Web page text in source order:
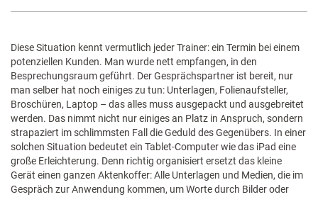
Diese Situation kennt vermutlich jeder Trainer: ein Termin bei einem
potenziellen Kunden. Man wurde nett empfangen, in den
Besprechungsraum geführt. Der Gesprächspartner ist bereit, nur
man selber hat noch einiges zu tun: Unterlagen, Folienaufsteller,
Broschüren, Laptop – das alles muss ausgepackt und ausgebreitet
werden. Das nimmt nicht nur einiges an Platz in Anspruch, sondern
strapaziert im schlimmsten Fall die Geduld des Gegenübers. In einer
solchen Situation bedeutet ein Tablet-Computer wie das iPad eine
große Erleichterung. Denn richtig organisiert ersetzt das kleine
Gerät einen ganzen Aktenkoffer: Alle Unterlagen und Medien, die im
Gespräch zur Anwendung kommen, um Worte durch Bilder oder